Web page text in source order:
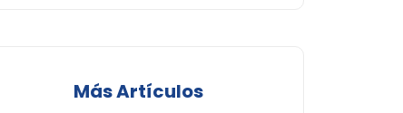
Más Artículos